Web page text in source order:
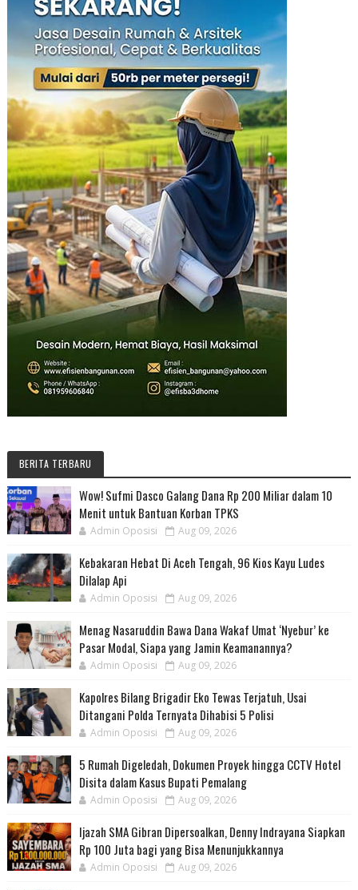
BERITA TERBARU
Wow! Sufmi Dasco Galang Dana Rp 200 Miliar dalam 10
Menit untuk Bantuan Korban TPKS
Admin Oposisi Aug 09, 2026
Kebakaran Hebat Di Aceh Tengah, 96 Kios Kayu Ludes
Dilalap Api
Admin Oposisi Aug 09, 2026
Menag Nasaruddin Bawa Dana Wakaf Umat ‘Nyebur’ ke
Pasar Modal, Siapa yang Jamin Keamanannya?
Admin Oposisi Aug 09, 2026
Kapolres Bilang Brigadir Eko Tewas Terjatuh, Usai
Ditangani Polda Ternyata Dihabisi 5 Polisi
Admin Oposisi Aug 09, 2026
5 Rumah Digeledah, Dokumen Proyek hingga CCTV Hotel
Disita dalam Kasus Bupati Pemalang
Admin Oposisi Aug 09, 2026
Ijazah SMA Gibran Dipersoalkan, Denny Indrayana Siapkan
Rp 100 Juta bagi yang Bisa Menunjukkannya
Admin Oposisi Aug 09, 2026